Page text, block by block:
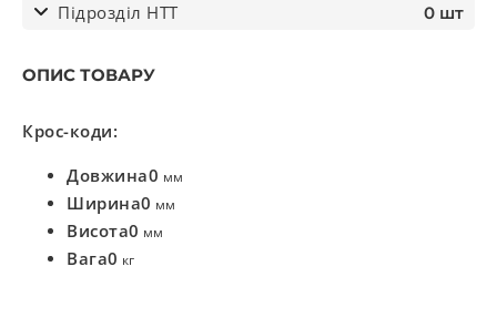
Підрозділ НТТ 0 шт
ОПИС ТОВАРУ
Крос-коди:
Довжина0 мм
Ширина0 мм
Висота0 мм
Вага0 кг